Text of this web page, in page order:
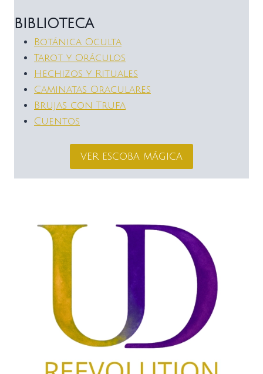
BIBLIOTECA
Botánica Oculta
Tarot y Oráculos
Hechizos y Rituales
Caminatas Oraculares
Brujas con Trufa
Cuentos
ver escoba mágica